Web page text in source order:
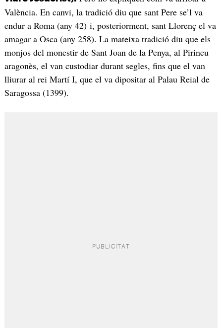
València. En canvi, la tradició diu que sant Pere se’l va
endur a Roma (any 42) i, posteriorment, sant Llorenç el va
amagar a Osca (any 258). La mateixa tradició diu que els
monjos del monestir de Sant Joan de la Penya, al Pirineu
aragonès, el van custodiar durant segles, fins que el van
lliurar al rei Martí I, que el va dipositar al Palau Reial de
Saragossa (1399).